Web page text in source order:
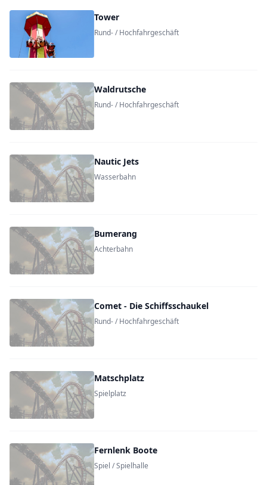
Tower
Rund- / Hochfahrgeschäft
Waldrutsche
Rund- / Hochfahrgeschäft
Nautic Jets
Wasserbahn
Bumerang
Achterbahn
Comet - Die Schiffsschaukel
Rund- / Hochfahrgeschäft
Matschplatz
Spielplatz
Fernlenk Boote
Spiel / Spielhalle